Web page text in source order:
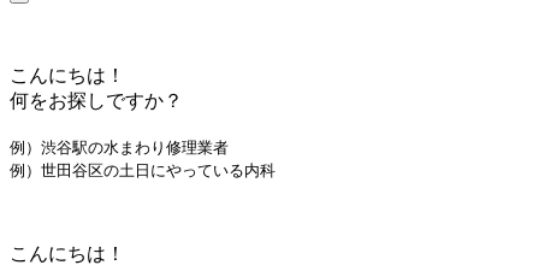
こんにちは！
何をお探しですか？
例）渋谷駅の水まわり修理業者
例）世田谷区の土日にやっている内科
こんにちは！